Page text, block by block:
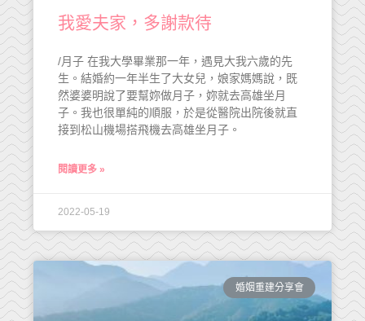
我愛夫家，多謝款待
/月子 在我大學畢業那一年，遇見大我六歲的先
生。結婚約一年半生了大女兒，娘家媽媽說，既
然婆婆明說了要幫妳做月子，妳就去高雄坐月
子。我也很單純的順服，於是從醫院出院後就直
接到松山機場搭飛機去高雄坐月子。
閱讀更多 »
2022-05-19
婚姻重建分享會